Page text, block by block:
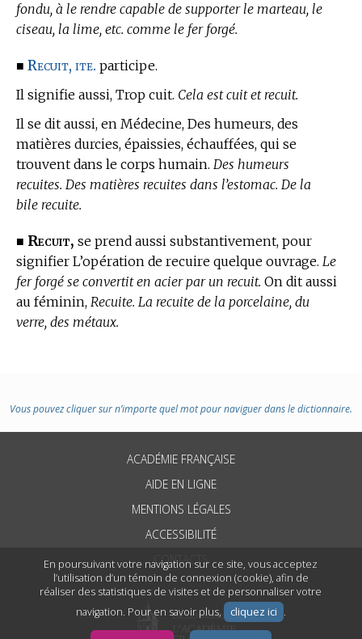
En poursuivant votre navigation sur ce site, vous acceptez
l’utilisation d’un témoin de connexion (cookie), afin de
réaliser des statistiques de visites et de personnaliser votre
navigation. Pour en savoir plus,
cliquez ici .
fondu, à le rendre capable de supporter le marteau, le
ciseau, la lime, etc. comme le fer forgé.
■ Recuit, ite. participe.
Il signifie aussi, Trop cuit. Cela est cuit et recuit.
Il se dit aussi, en Médecine, Des humeurs, des
matières durcies, épaissies, échauffées, qui se
trouvent dans le corps humain. Des humeurs
recuites. Des matières recuites dans l’estomac. De la
bile recuite.
■ Recuit, se prend aussi substantivement, pour
signifier L’opération de recuire quelque ouvrage. Le
fer forgé se convertit en acier par un recuit. On dit aussi
au féminin, Recuite. La recuite de la porcelaine, du
verre, des métaux.
Vous pouvez cliquer sur n’importe quel mot pour naviguer dans le dictionnaire.
ACADÉMIE FRANÇAISE
AIDE EN LIGNE
MENTIONS LÉGALES
ACCESSIBILITÉ
CONTACTS